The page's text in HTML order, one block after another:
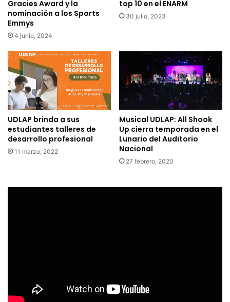
Gracies Award y la
nominación a los Sports
Emmys
4 junio, 2024
top 10 en el ENARM
30 julio, 2023
UDLAP brinda a sus
estudiantes talleres de
desarrollo profesional
11 marzo, 2022
Musical UDLAP: All Shook
Up cierra temporada en el
Lunario del Auditorio
Nacional
27 febrero, 2020